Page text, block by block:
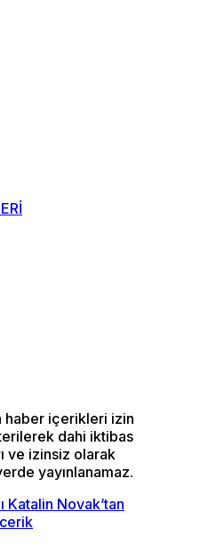
haber içerikleri izin
dahi iktibas
ve izinsiz olarak
yayınlanamaz.